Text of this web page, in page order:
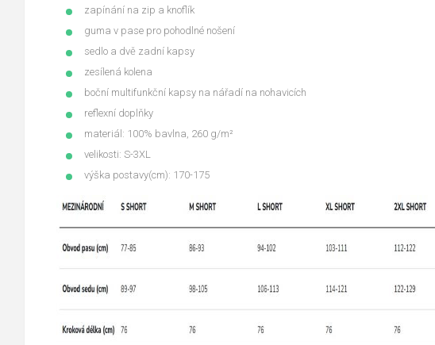
zapínání na zip a knoflík
guma v pase pro pohodlné nošení
sedlo a dvě zadní kapsy
zesílená kolena
boční multifunkční kapsy na nářadí na nohavicích
reflexní doplňky
materiál: 100% bavlna, 260 g/m²
velikosti: S-3XL
výška postavy(cm): 170-175